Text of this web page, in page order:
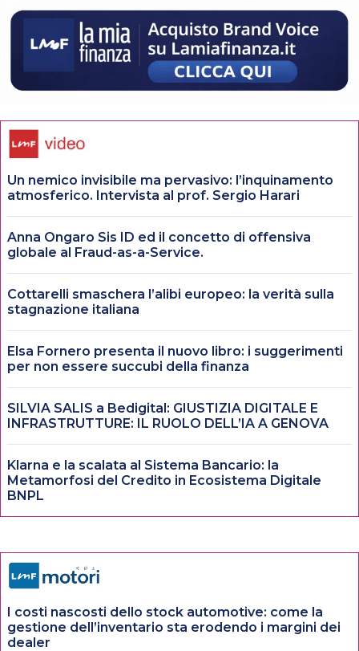
Un nemico invisibile ma pervasivo: l’inquinamento
atmosferico. Intervista al prof. Sergio Harari
Anna Ongaro Sis ID ed il concetto di offensiva
globale al Fraud-as-a-Service.
Cottarelli smaschera l’alibi europeo: la verità sulla
stagnazione italiana
Elsa Fornero presenta il nuovo libro: i suggerimenti
per non essere succubi della finanza
SILVIA SALIS a Bedigital: GIUSTIZIA DIGITALE E
INFRASTRUTTURE: IL RUOLO DELL’IA A GENOVA
Klarna e la scalata al Sistema Bancario: la
Metamorfosi del Credito in Ecosistema Digitale
BNPL
I costi nascosti dello stock automotive: come la
gestione dell’inventario sta erodendo i margini dei
dealer